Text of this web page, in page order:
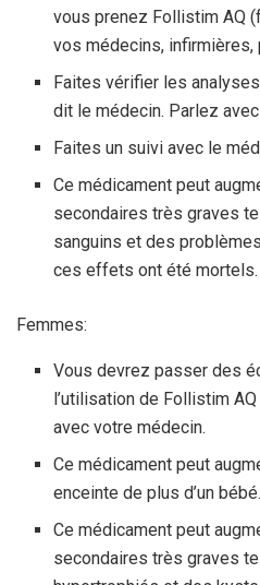
vous prenez Follistim AQ
vos médecins,
Faites vérifier les
dit le médecin. Parlez
Faites un suivi avec le
Ce médicament peut
secondaires très graves
sanguins et des
ces effets ont été
Femmes:
Vous devrez passer des
l’utilisation de Follistim
avec votre médecin.
Ce médicament peut
enceinte de plus d’un bébé.
Ce médicament peut
secondaires très graves